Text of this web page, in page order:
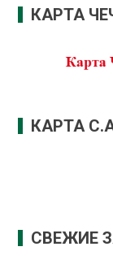
КАРТА
КАРТА
СВЕЖИЕ